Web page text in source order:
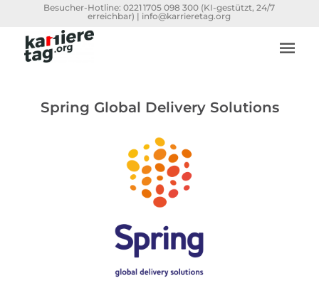
Besucher-Hotline:0221 1705 098 300 (KI-gestützt, 24/7
erreichbar) | info@karrieretag.org
Spring Global Delivery Solutions